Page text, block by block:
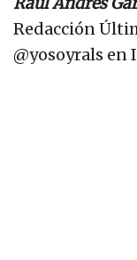
Redacción
@yosoyrals en